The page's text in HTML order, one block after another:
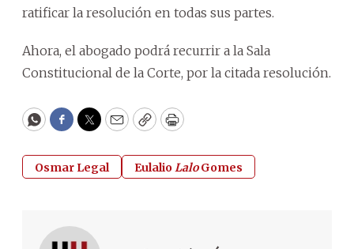
ratificar la resolución en todas sus partes.
Ahora, el abogado podrá recurrir a la Sala
Constitucional de la Corte, por la citada resolución.
WhatsApp
Facebook
Twitter
EmailCopyPrint
Osmar Legal EulalioLaloGomes